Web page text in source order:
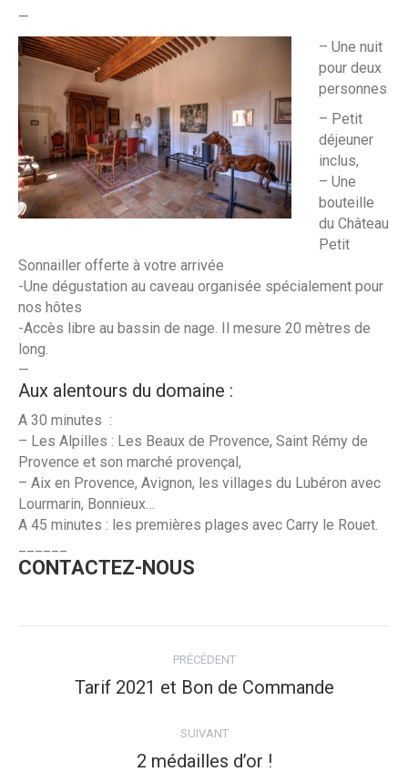
—
– Une nuit
pour deux
personnes
– Petit
déjeuner
inclus,
– Une
bouteille
du Château
Petit
Sonnailler offerte à votre arrivée
-Une dégustation au caveau organisée spécialement pour
nos hôtes
-Accès libre au bassin de nage. Il mesure 20 mètres de
long.
—
Aux alentours du domaine :
A 30 minutes :
– Les Alpilles : Les Beaux de Provence, Saint Rémy de
Provence et son marché provençal,
– Aix en Provence, Avignon, les villages du Lubéron avec
Lourmarin, Bonnieux…
A 45 minutes : les premières plages avec Carry le Rouet.
CONTACTEZ-NOUS
PRÉCÉDENT
Article
:
Tarif 2021 et Bon de Commande
SUIVANT
Article
2 médailles d’or !